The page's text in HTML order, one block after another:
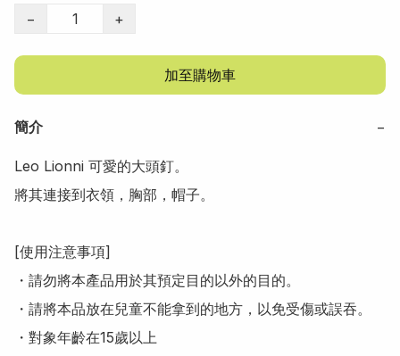
−
+
加至購物車
簡介 −
Leo Lionni 可愛的大頭釘。
將其連接到衣領，胸部，帽子。
[使用注意事項]
・請勿將本產品用於其預定目的以外的目的。
・請將本品放在兒童不能拿到的地方，以免受傷或誤吞。
・對象年齡在15歲以上